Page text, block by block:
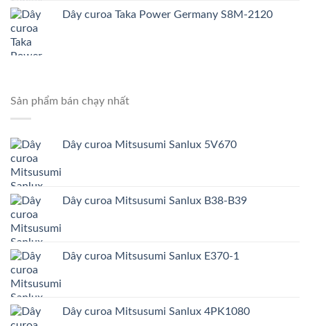
Dây curoa Taka Power Germany S8M-2120
Sản phẩm bán chạy nhất
Dây curoa Mitsusumi Sanlux 5V670
Dây curoa Mitsusumi Sanlux B38-B39
Dây curoa Mitsusumi Sanlux E370-1
Dây curoa Mitsusumi Sanlux 4PK1080